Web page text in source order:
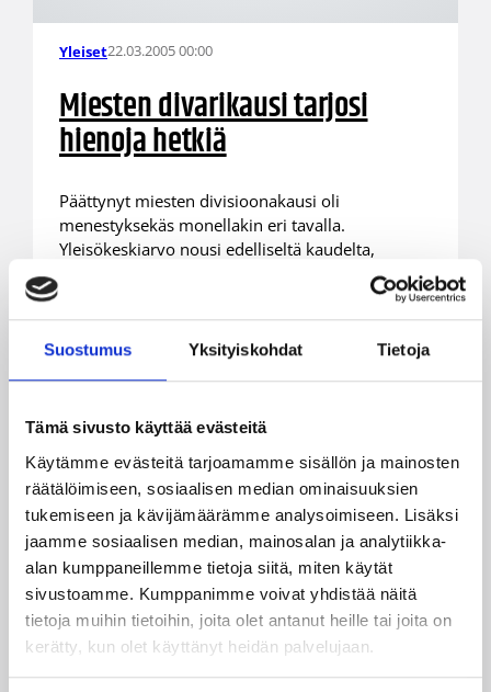
Suostumus Yksityiskohdat Tietoja
Tämä sivusto käyttää evästeitä
Käytämme evästeitä tarjoamamme sisällön ja mainosten
räätälöimiseen, sosiaalisen median ominaisuuksien
tukemiseen ja kävijämäärämme analysoimiseen. Lisäksi
jaamme sosiaalisen median, mainosalan ja analytiikka-
alan kumppaneillemme tietoja siitä, miten käytät
sivustoamme. Kumppanimme voivat yhdistää näitä
tietoja muihin tietoihin, joita olet antanut heille tai joita on
kerätty, kun olet käyttänyt heidän palvelujaan.
Yleiset22.03.2005 00:00
Miesten divarikausi tarjosi
hienoja hetkiä
Päättynyt miesten divisioonakausi oli
menestyksekäs monellakin eri tavalla.
Yleisökeskiarvo nousi edelliseltä kaudelta,
katsojakeskiarvo ponnahti 215 henkeen ottelua
kohden. Suurin yleisömagneetti oli nousua
juhliva ToPo 441 ottelukohtaisella katsojallaan.
Suurin yksittäinen katsojaluku nähtiin
Seuraavassa sarjan ”loppuraportti”.